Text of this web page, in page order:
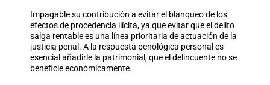
Impagable su contribución a evitar el blanqueo de los
efectos de procedencia ilícita, ya que evitar que el delito
salga rentable es una línea prioritaria de actuación de la
justicia penal. A la respuesta penológica personal es
esencial añadirle la patrimonial, que el delincuente no se
beneficie económicamente.